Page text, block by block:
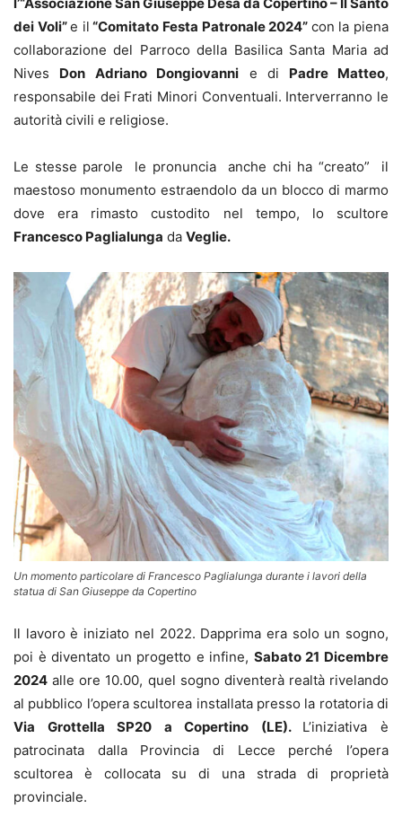
dei Voli”e il “Comitato Festa Patronale 2024” con la piena
collaborazione del Parroco della Basilica Santa Maria ad
Nives Don Adriano Dongiovanni e di Padre Matteo,
responsabile dei Frati Minori Conventuali. Interverranno le
autorità civili e religiose.
Le stesse parole le pronuncia anche chi ha “creato” il
maestoso monumento estraendolo da un blocco di marmo
dove era rimasto custodito nel tempo, lo scultore
Francesco Paglialunga da Veglie.
Un momento particolare di Francesco Paglialunga durante i lavori della
statua di San Giuseppe da Copertino
Il lavoro è iniziato nel 2022. Dapprima era solo un sogno,
poi è diventato un progetto e infine, Sabato 21 Dicembre
2024 alle ore 10.00, quel sogno diventerà realtà rivelando
al pubblico l’opera scultorea installata presso la rotatoria di
Via Grottella SP20 a Copertino (LE). L’iniziativa è
patrocinata dalla Provincia di Lecce perché l’opera
scultorea è collocata su di una strada di proprietà
provinciale.